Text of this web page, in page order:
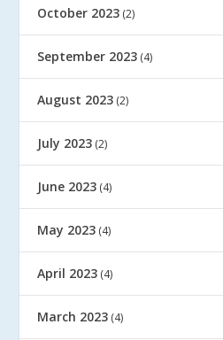
October 2023 (2)
September 2023 (4)
August 2023 (2)
July 2023 (2)
June 2023 (4)
May 2023 (4)
April 2023 (4)
March 2023 (4)